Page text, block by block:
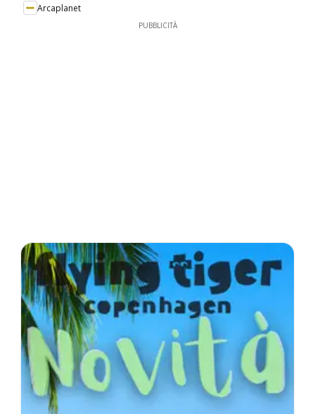
Arcaplanet
PUBBLICITÀ